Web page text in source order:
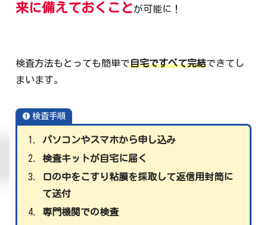
来に備えておくことが可能に！
検査方法もとっても簡単で自宅ですべて完結できてし
まいます。
検査手順
パソコンやスマホから申し込み
検査キットが自宅に届く
口の中をこすり粘膜を採取して返信用封筒に
て送付
専門機関での検査